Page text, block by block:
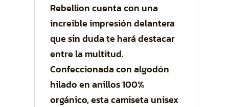
Rebellion cuenta con una
increible impresión delantera
que sin duda te hará destacar
entre la multitud.
Confeccionada con algodón
hilado en anillos 100%
orgánico, esta camiseta unisex